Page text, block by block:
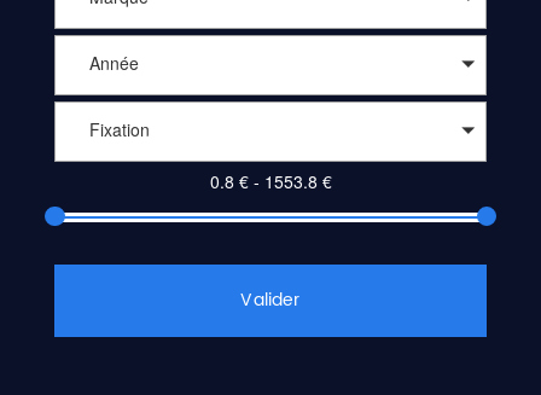
Année
Fixation
Valider